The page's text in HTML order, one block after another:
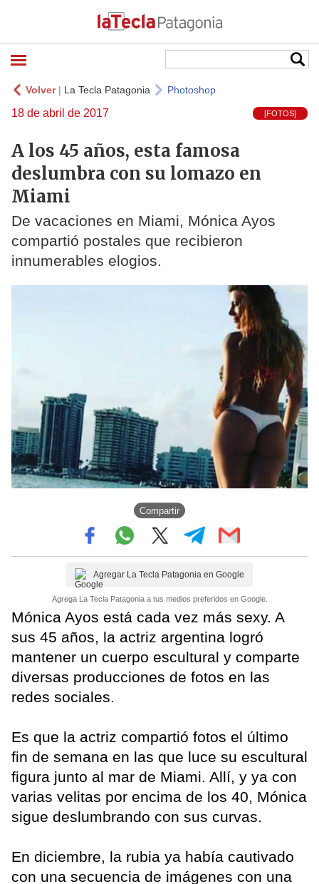
Volver| La Tecla Patagonia Photoshop
18 de abril de 2017 [FOTOS]
A los 45 años, esta famosa
deslumbra con su lomazo en
Miami
De vacaciones en Miami, Mónica Ayos
compartió postales que recibieron
innumerables elogios.
Compartir
Agregar La Tecla Patagonia en Google
Agrega La Tecla Patagonia a tus medios preferidos en Google.
Mónica Ayos está cada vez más sexy. A
sus 45 años, la actriz argentina logró
mantener un cuerpo escultural y comparte
diversas producciones de fotos en las
redes sociales.
Es que la actriz compartió fotos el último
fin de semana en las que luce su escultural
figura junto al mar de Miami. Allí, y ya con
varias velitas por encima de los 40, Mónica
sigue deslumbrando con sus curvas.
En diciembre, la rubia ya había cautivado
con una secuencia de imágenes con una